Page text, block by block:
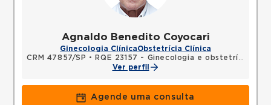
Agnaldo Benedito Coyocari
Ginecologia ClínicaObstetrícia Clínica
CRM 47857/SP •
RQE 23157 - Ginecologia e obstetrícia
Ver perfil
Agende uma consulta